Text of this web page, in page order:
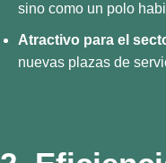
sino como un polo
Atractivo para el
nuevas plazas de